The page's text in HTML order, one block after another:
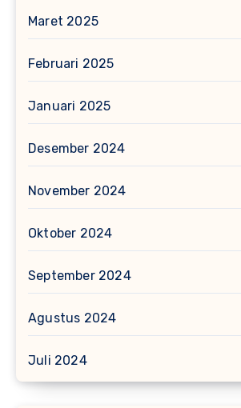
Maret 2025
Februari 2025
Januari 2025
Desember 2024
November 2024
Oktober 2024
September 2024
Agustus 2024
Juli 2024